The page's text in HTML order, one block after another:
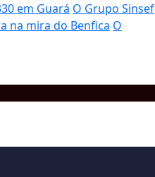
em Guará O Grupo Sinsef
na mira do Benfica O